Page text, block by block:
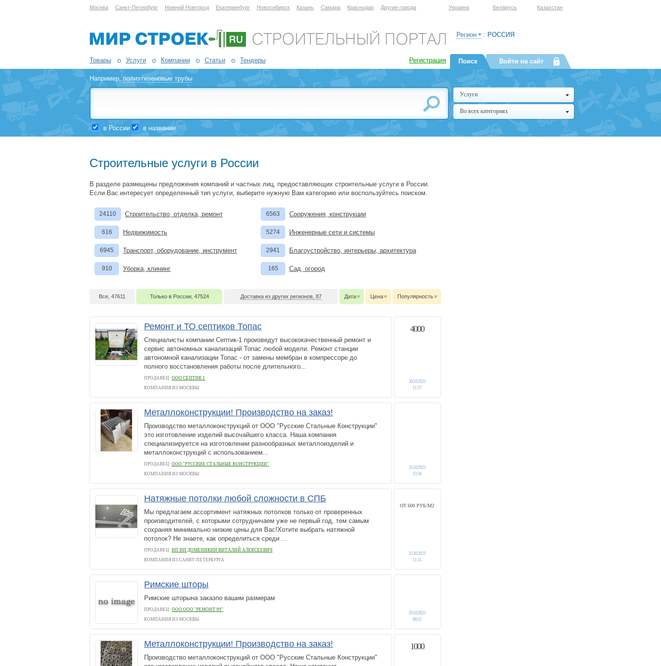
Москва Санкт-Петербург Нижний Новгород Екатеринбург Новосибирск Казань Самара Краснодар Другие города Украина Беларусь Казахстан
Товары Услуги Компании Статьи Тендеры Регистрация
Регион : РОССИЯ
Например,полиэтиленовые трубы
в России в названии
Поиск Войти на сайт
Услуги
Во всех категориях
Строительные услуги в России
В разделе размещены предложения компаний и частных лиц, предоставляющих строительные услуги в России.
Если Вас интересует определенный тип услуги, выберите нужную Вам категорию или воспользуйтесь поиском.
24110 Строительство, отделка, ремонт
616 Недвижимость
6945 Транспорт, оборудование, инструмент
910 Уборка, клининг
6563 Сооружения, конструкции
5274 Инженерные сети и системы
2941 Благоустройство, интерьеры, архитектура
165 Сад, огород
Все, 47611 Только в России, 47524 Доставка из других регионов, 87 Дата Цена Популярность
Ремонт и ТО септиков Топас
Специалисты компании Септик-1 произведут высококачественный ремонт и
сервис автономных канализаций Топас любой модели. Ремонт станции
автономной канализации Топас - от замены мембран в компрессоре до
полного восстановления работы после длительного...
ПРОДАВЕЦ: ООО СЕПТИК 1
КОМПАНИЯ ИЗ МОСКВЫ
4000
30.10.2023
11:37
Металлоконструкции! Производство на заказ!
Производство металлоконструкций от ООО "Русские Стальные Конструкции"
это изготовление изделий высочайшего класса. Наша компания
специализируется на изготовлении разнообразных металлоизделий и
металлоконструкций с использованием...
ПРОДАВЕЦ: ООО "РУССКИЕ СТАЛЬНЫЕ КОНСТРУКЦИИ"
КОМПАНИЯ ИЗ МОСКВЫ
25.10.2023
13:34
Натяжные потолки любой сложности в СПБ
Мы предлагаем ассортимент натяжных потолков только от проверенных
производителей, с которыми сотрудничаем уже не первый год, тем самым
сохраняя минимально низкие цены для Вас!Хотите выбрать натяжной
потолок? Не знаете, как определиться среди ...
ПРОДАВЕЦ: ИП ИП ДОМЕНИКИН ВИТАЛИЙ АЛЕКСЕЕВИЧ
КОМПАНИЯ ИЗ САНКТ-ПЕТЕРБУРГА
ОТ 600 РУБ/М2
25.10.2023
11:15
Римские шторы
Римские шторына заказпо вашим размерам
ПРОДАВЕЦ: ООО ООО "РЕМОНТ 99"
КОМПАНИЯ ИЗ МОСКВЫ
20.10.2023
08:52
Металлоконструкции! Производство на заказ!
Производство металлоконструкций от ООО "Русские Стальные Конструкции"
1000